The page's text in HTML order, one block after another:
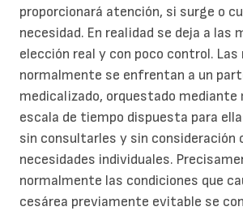
proporcionará atención, si surge o
necesidad. En realidad se deja a las
elección real y con poco control. Las
normalmente se enfrentan a un
medicalizado, orquestado mediante
escala de tiempo dispuesta para
sin consultarles y sin consideración
necesidades individuales.
normalmente las condiciones que
cesárea previamente evitable se